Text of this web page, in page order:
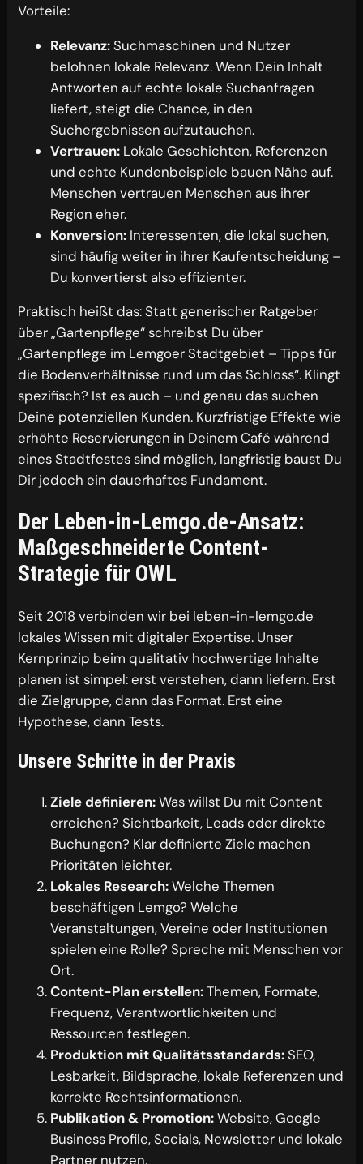
Vorteile:
Relevanz:Suchmaschinen und Nutzer
belohnen lokale Relevanz. Wenn Dein Inhalt
Antworten auf echte lokale Suchanfragen
liefert, steigt die Chance, in den
Suchergebnissen aufzutauchen.
Vertrauen: Lokale Geschichten, Referenzen
und echte Kundenbeispiele bauen Nähe auf.
Menschen vertrauen Menschen aus ihrer
Region eher.
Konversion: Interessenten, die lokal suchen,
sind häufig weiter in ihrer Kaufentscheidung –
Du konvertierst also effizienter.
Praktisch heißt das: Statt generischer Ratgeber
über „Gartenpflege“ schreibst Du über
„Gartenpflege im Lemgoer Stadtgebiet – Tipps für
die Bodenverhältnisse rund um das Schloss“. Klingt
spezifisch? Ist es auch – und genau das suchen
Deine potenziellen Kunden. Kurzfristige Effekte wie
erhöhte Reservierungen in Deinem Café während
eines Stadtfestes sind möglich, langfristig baust Du
Dir jedoch ein dauerhaftes Fundament.
Der Leben-in-Lemgo.de-Ansatz:
Maßgeschneiderte Content-
Strategie für OWL
Seit 2018 verbinden wir bei leben-in-lemgo.de
lokales Wissen mit digitaler Expertise. Unser
Kernprinzip beim qualitativ hochwertige Inhalte
planen ist simpel: erst verstehen, dann liefern. Erst
die Zielgruppe, dann das Format. Erst eine
Hypothese, dann Tests.
Unsere Schritte in der Praxis
Ziele definieren:Was willst Du mit Content
erreichen? Sichtbarkeit, Leads oder direkte
Buchungen? Klar definierte Ziele machen
Prioritäten leichter.
Lokales Research:Welche Themen
beschäftigen Lemgo? Welche
Veranstaltungen, Vereine oder Institutionen
spielen eine Rolle? Spreche mit Menschen vor
Ort.
Content-Plan erstellen:Themen, Formate,
Frequenz, Verantwortlichkeiten und
Ressourcen festlegen.
Produktion mit Qualitätsstandards:SEO,
Lesbarkeit, Bildsprache, lokale Referenzen und
korrekte Rechtsinformationen.
Publikation & Promotion:Website, Google
Business Profile, Socials, Newsletter und lokale
Partner nutzen.